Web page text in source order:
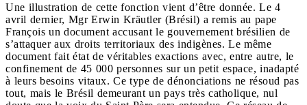
Une illustration de cette fonction vient d’être donnée. Le 4
avril dernier, Mgr Erwin Kräutler (Brésil) a remis au pape
François un document accusant le gouvernement brésilien de
s’attaquer aux droits territoriaux des indigènes. Le même
document fait état de véritables exactions avec, entre autre, le
confinement de 45 000 personnes sur un petit espace, inadapté
à leurs besoins vitaux. Ce type de dénonciations ne résoud pas
tout, mais le Brésil demeurant un pays très catholique, nul